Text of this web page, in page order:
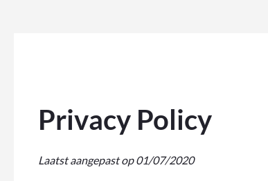
Privacy Policy
Laatst aangepast op 01/07/2020